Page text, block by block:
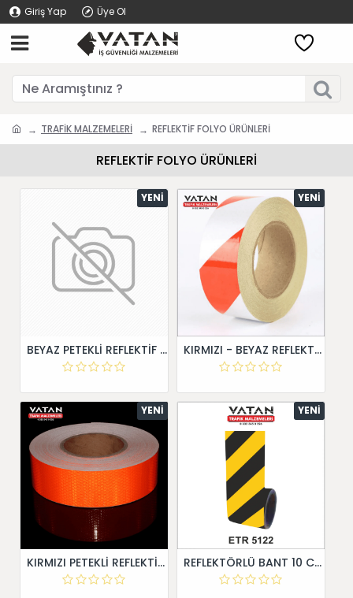
Giriş Yap Üye Ol
TRAFİK MALZEMELERİ REFLEKTİF FOLYO ÜRÜNLERİ
REFLEKTİF FOLYO ÜRÜNLERİ
YENI
BEYAZ PETEKLİ REFLEKTİF BANT 5 cm X 50 Metre
YENI
KIRMIZI - BEYAZ REFLEKTİF BANT 5 cm X 46 Metre
YENI
KIRMIZI PETEKLİ REFLEKTİF BANT 5 cm X 50 Metre
YENI
REFLEKTÖRLÜ BANT 10 CM X 10 METRE